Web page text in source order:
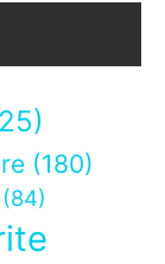
(180)
(84)